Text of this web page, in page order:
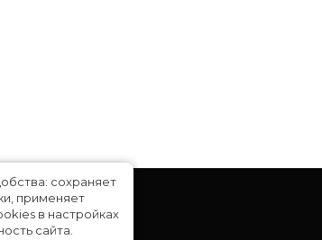
сохраняет
применяет
в настройках
сайта.